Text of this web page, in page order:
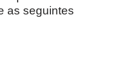
as seguintes